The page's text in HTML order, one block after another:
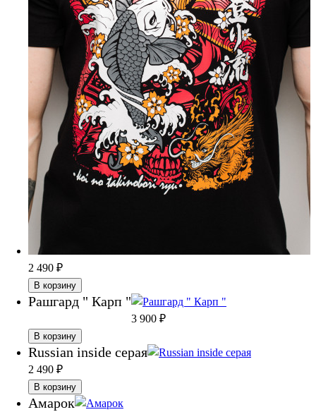
2 490 ₽
В корзину
Рашгард " Карп "
3 900 ₽
В корзину
Russian inside серая
2 490 ₽
В корзину
Амарок